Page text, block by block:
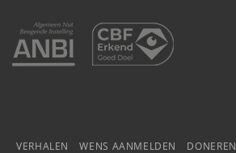
VERHALEN WENS AANMELDEN DONEREN